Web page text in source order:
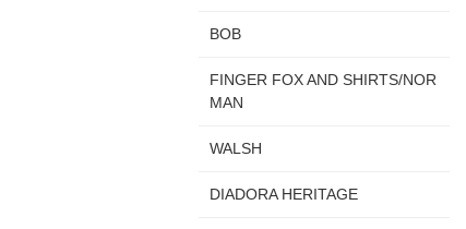
BOB
FINGER FOX AND SHIRTS/NOR
MAN
WALSH
DIADORA HERITAGE